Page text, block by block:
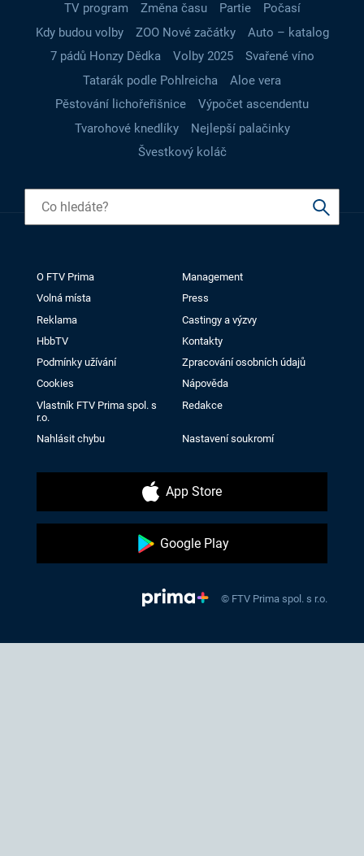
TV program
Změna času Partie
Počasí
Kdy budou volby
ZOO Nové začátky
Auto – katalog
7 pádů Honzy Dědka
Volby 2025
Svařené víno
Tatarák podle Pohlreicha
Aloe vera
Pěstování lichořeřišnice
Výpočet ascendentu
Tvarohové knedlíky
Nejlepší palačinky
Švestkový koláč
O FTV Prima
Management
Volná místa
Press
Reklama
Castingy a výzvy
HbbTV
Kontakty
Podmínky užívání
Zpracování osobních údajů
Cookies
Nápověda
Vlastník FTV Prima spol. s
r.o.
Redakce
Nahlásit chybu Nastavení soukromí
App Store
Google Play
© FTV Prima spol. s r.o.